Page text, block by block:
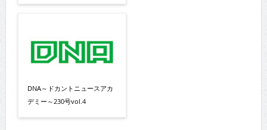
DNA～ドカントニュースアカ
デミー～230号vol.4